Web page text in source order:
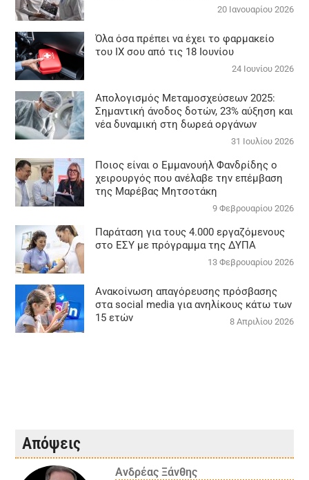
20 Ιανουαρίου 2026
Όλα όσα πρέπει να έχει το φαρμακείο
του ΙΧ σου από τις 18 Ιουνίου
24 Ιουνίου 2026
Απολογισμός Μεταμοσχεύσεων 2025:
Σημαντική άνοδος δοτών, 23% αύξηση και
νέα δυναμική στη δωρεά οργάνων
31 Ιουλίου 2026
Ποιος είναι ο Εμμανουήλ Φανδρίδης ο
χειρουργός που ανέλαβε την επέμβαση
της Μαρέβας Μητσοτάκη
9 Φεβρουαρίου 2026
Παράταση για τους 4.000 εργαζόμενους
στο ΕΣΥ με πρόγραμμα της ΔΥΠΑ
13 Φεβρουαρίου 2026
Ανακοίνωση απαγόρευσης πρόσβασης
στα social media για ανηλίκους κάτω των
15 ετών
8 Απριλίου 2026
Απόψεις
Ανδρέας Ξάνθης